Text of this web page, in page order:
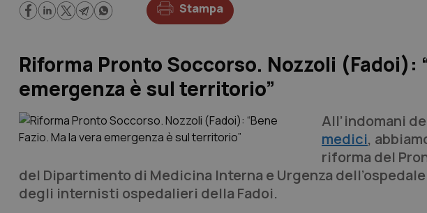
Stampa
Riforma Pronto Soccorso. Nozzoli (Fadoi):
emergenza è sul territorio”
All’indomani
medici,
riforma del
del Dipartimento di Medicina Interna e Urgenza
degli internisti ospedalieri della Fadoi.